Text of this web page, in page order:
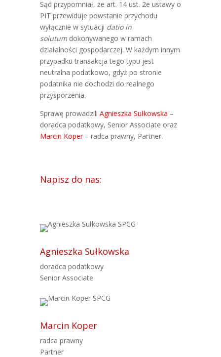
Sąd przypomniał, że art. 14 ust. 2e ustawy o
PIT przewiduje powstanie przychodu
wyłącznie w sytuacji datio in
solutumdokonywanego w ramach
działalności gospodarczej. W każdym innym
przypadku transakcja tego typu jest
neutralna podatkowo, gdyż po stronie
podatnika nie dochodzi do realnego
przysporzenia.
Sprawę prowadzili Agnieszka Sułkowska –
doradca podatkowy, Senior Associate oraz
Marcin Koper– radca prawny, Partner.
Napisz do nas:
Agnieszka Sułkowska
doradca podatkowy
Senior Associate
Marcin Koper
radca prawny
Partner